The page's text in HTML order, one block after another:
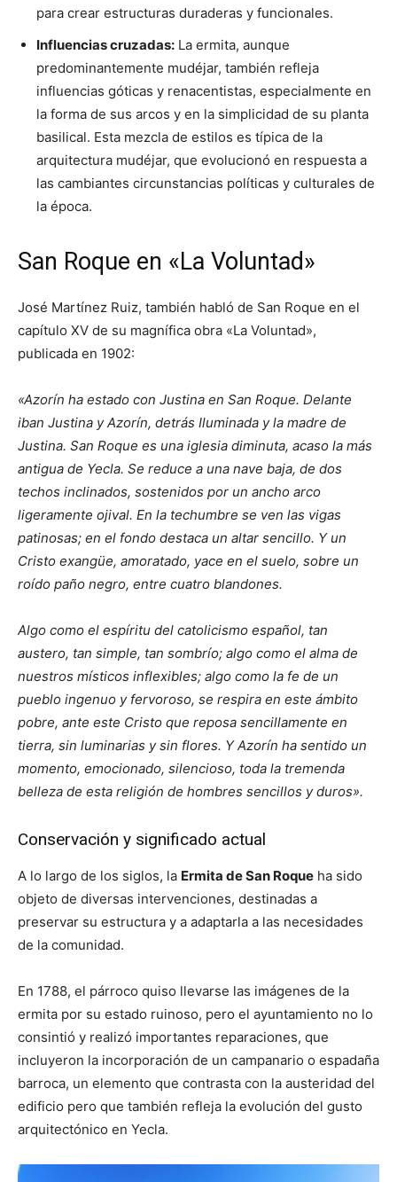
para crear estructuras duraderas y funcionales.
Influencias cruzadas: La ermita, aunque
predominantemente mudéjar, también refleja
influencias góticas y renacentistas, especialmente en
la forma de sus arcos y en la simplicidad de su planta
basilical. Esta mezcla de estilos es típica de la
arquitectura mudéjar, que evolucionó en respuesta a
las cambiantes circunstancias políticas y culturales de
la época.
San Roque en «La Voluntad»
José Martínez Ruiz, también habló de San Roque en el
capítulo XV de su magnífica obra «La Voluntad»,
publicada en 1902:
«Azorín ha estado con Justina en San Roque. Delante
iban Justina y Azorín, detrás Iluminada y la madre de
Justina. San Roque es una iglesia diminuta, acaso la más
antigua de Yecla. Se reduce a una nave baja, de dos
techos inclinados, sostenidos por un ancho arco
ligeramente ojival. En la techumbre se ven las vigas
patinosas; en el fondo destaca un altar sencillo. Y un
Cristo exangüe, amoratado, yace en el suelo, sobre un
roído paño negro, entre cuatro blandones.
Algo como el espíritu del catolicismo español, tan
austero, tan simple, tan sombrío; algo como el alma de
nuestros místicos inflexibles; algo como la fe de un
pueblo ingenuo y fervoroso, se respira en este ámbito
pobre, ante este Cristo que reposa sencillamente en
tierra, sin luminarias y sin flores. Y Azorín ha sentido un
momento, emocionado, silencioso, toda la tremenda
belleza de esta religión de hombres sencillos y duros».
Conservación y significado actual
A lo largo de los siglos, la Ermita de San Roque ha sido
objeto de diversas intervenciones, destinadas a
preservar su estructura y a adaptarla a las necesidades
de la comunidad.
En 1788, el párroco quiso llevarse las imágenes de la
ermita por su estado ruinoso, pero el ayuntamiento no lo
consintió y realizó importantes reparaciones, que
incluyeron la incorporación de un campanario o espadaña
barroca, un elemento que contrasta con la austeridad del
edificio pero que también refleja la evolución del gusto
arquitectónico en Yecla.